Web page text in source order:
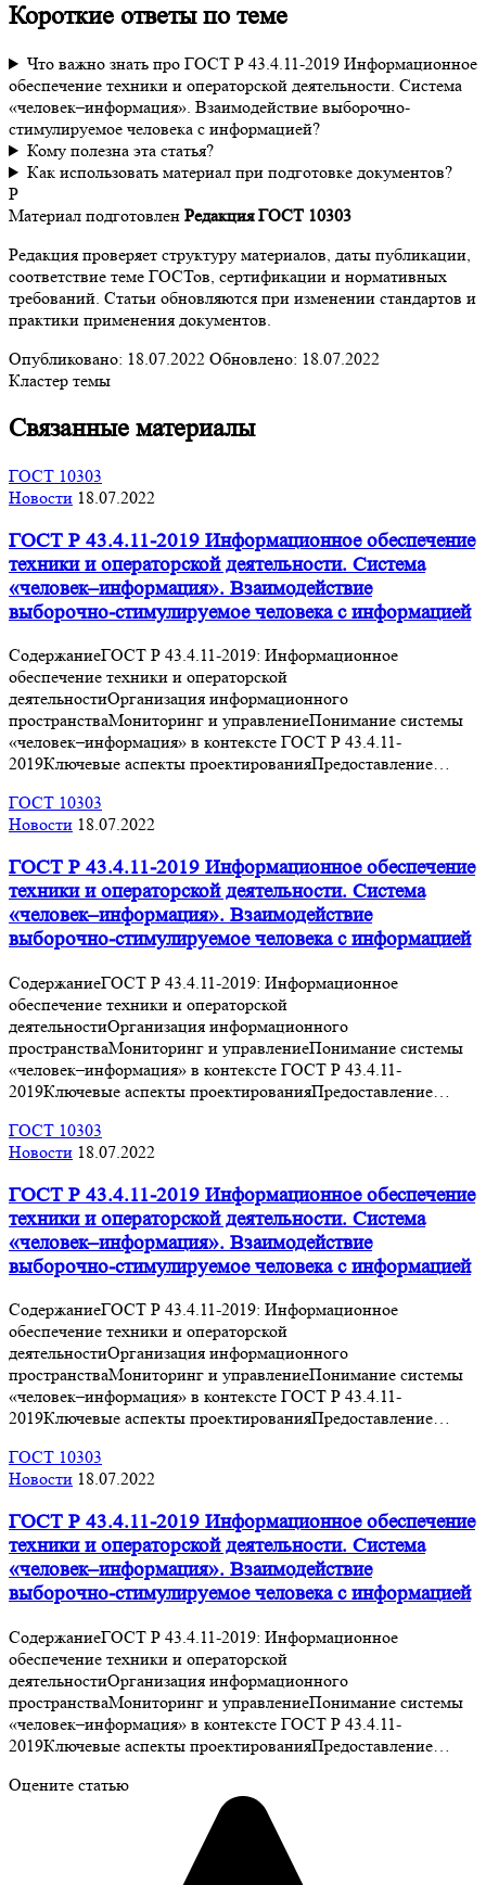
Короткие ответы по теме
Что важно знать про ГОСТ Р 43.4.11-2019 Информационное
обеспечение техники и операторской деятельности. Система
«человек–информация». Взаимодействие выборочно-
стимулируемое человека с информацией?
Кому полезна эта статья?
Как использовать материал при подготовке документов?
Р
Материал подготовлен Редакция ГОСТ 10303
Редакция проверяет структуру материалов, даты публикации,
соответствие теме ГОСТов, сертификации и нормативных
требований. Статьи обновляются при изменении стандартов и
практики применения документов.
Опубликовано: 18.07.2022 Обновлено: 18.07.2022
Кластер темы
Связанные материалы
ГОСТ 10303
Новости 18.07.2022
ГОСТ Р 43.4.11-2019 Информационное обеспечение
техники и операторской деятельности. Система
«человек–информация». Взаимодействие
выборочно-стимулируемое человека с информацией
СодержаниеГОСТ Р 43.4.11-2019: Информационное
обеспечение техники и операторской
деятельностиОрганизация информационного
пространстваМониторинг и управлениеПонимание системы
«человек–информация» в контексте ГОСТ Р 43.4.11-
2019Ключевые аспекты проектированияПредоставление…
ГОСТ 10303
Новости 18.07.2022
ГОСТ Р 43.4.11-2019 Информационное обеспечение
техники и операторской деятельности. Система
«человек–информация». Взаимодействие
выборочно-стимулируемое человека с информацией
СодержаниеГОСТ Р 43.4.11-2019: Информационное
обеспечение техники и операторской
деятельностиОрганизация информационного
пространстваМониторинг и управлениеПонимание системы
«человек–информация» в контексте ГОСТ Р 43.4.11-
2019Ключевые аспекты проектированияПредоставление…
ГОСТ 10303
Новости 18.07.2022
ГОСТ Р 43.4.11-2019 Информационное обеспечение
техники и операторской деятельности. Система
«человек–информация». Взаимодействие
выборочно-стимулируемое человека с информацией
СодержаниеГОСТ Р 43.4.11-2019: Информационное
обеспечение техники и операторской
деятельностиОрганизация информационного
пространстваМониторинг и управлениеПонимание системы
«человек–информация» в контексте ГОСТ Р 43.4.11-
2019Ключевые аспекты проектированияПредоставление…
ГОСТ 10303
Новости 18.07.2022
ГОСТ Р 43.4.11-2019 Информационное обеспечение
техники и операторской деятельности. Система
«человек–информация». Взаимодействие
выборочно-стимулируемое человека с информацией
СодержаниеГОСТ Р 43.4.11-2019: Информационное
обеспечение техники и операторской
деятельностиОрганизация информационного
пространстваМониторинг и управлениеПонимание системы
«человек–информация» в контексте ГОСТ Р 43.4.11-
2019Ключевые аспекты проектированияПредоставление…
Оцените статью